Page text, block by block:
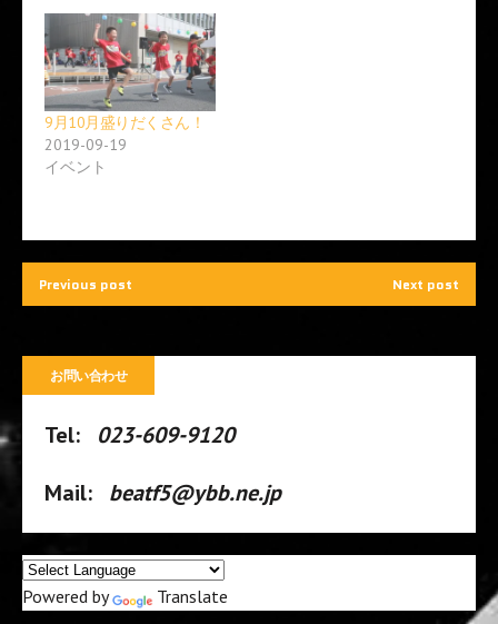
ィ
ン
ド
ウ
で
開
き
ま
す
)
く
だ
さ
い
(
新
し
い
ウ
す
9月10月盛りだくさん！
2019-09-19
イベント
Previous post Next post
お問い合わせ
Tel: 023-609-9120
Mail: beatf5@ybb.ne.jp
Powered by Translate